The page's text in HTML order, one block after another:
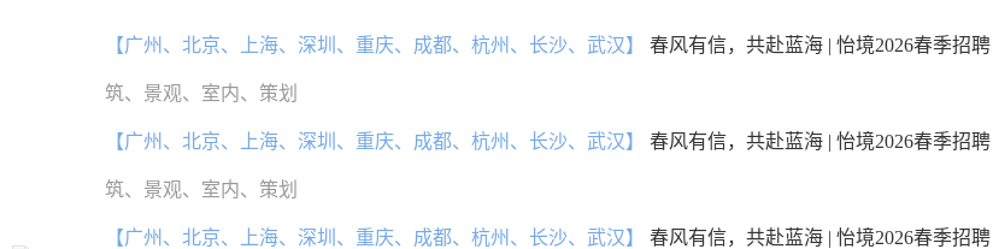
【广州、北京、上海、深圳、重庆、成都、杭州、长沙、武汉】 春风有信，共赴蓝海 | 怡境2026春季招聘
筑、景观、室内、策划
【广州、北京、上海、深圳、重庆、成都、杭州、长沙、武汉】 春风有信，共赴蓝海 | 怡境2026春季招聘
筑、景观、室内、策划
【广州、北京、上海、深圳、重庆、成都、杭州、长沙、武汉】 春风有信，共赴蓝海 | 怡境2026春季招聘